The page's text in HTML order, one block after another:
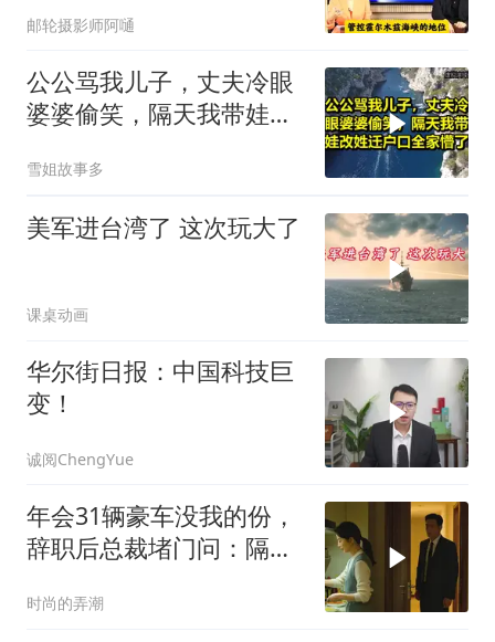
邮轮摄影师阿嗵
公公骂我儿子，丈夫冷眼
婆婆偷笑，隔天我带娃改
雪姐故事多
美军进台湾了 这次玩大了
课桌动画
华尔街日报：中国科技巨
变！
诚阅ChengYue
年会31辆豪车没我的份，
辞职后总裁堵门问：隔壁
时尚的弄潮